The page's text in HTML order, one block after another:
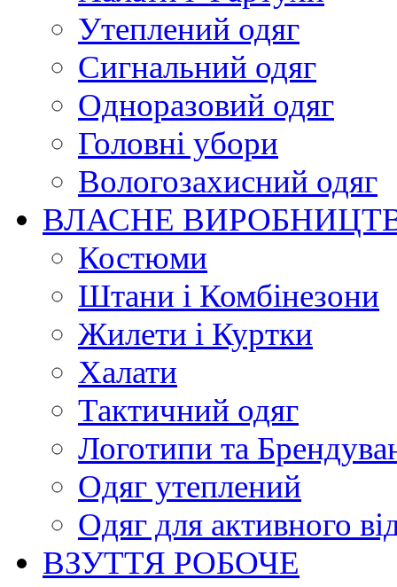
Утеплений одяг
Сигнальний одяг
Одноразовий одяг
Головні убори
Вологозахисний одяг
ВЛАСНЕ
Костюми
Штани і Комбінезони
Жилети і Куртки
Халати
Тактичний одяг
Логотипи та
Одяг утеплений
Одяг для активного
ВЗУТТЯ РОБОЧЕ